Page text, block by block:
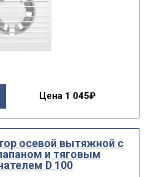
Цена 1 045₽
осевой вытяжной с
и тяговым
D 100